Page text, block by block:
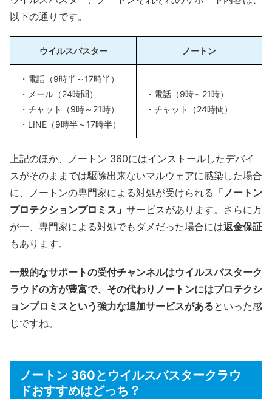
以下の通りです。
ウイルスバスター ノートン
・電話（9時半～17時半）
・メール（24時間）
・チャット（9時～21時）
・LINE（9時半～17時半）
・電話（9時～21時）
・チャット（24時間）
上記のほか、ノートン 360にはインストールしたデバイ
スがそのままでは駆除出来ないマルウェアに感染した場合
に、ノートンの専門家による対処が受けられる 「ノートン
プロテクションプロミス」 サービスがあります。さらに万
が一、専門家による対処でもダメだった場合には返金保証
もあります。
一般的なサポートの受付チャンネルはウイルスバスターク
ラウドの方が豊富で、その代わりノートンにはプロテクシ
ョンプロミスという強力な追加サービスがあるといった感
じですね。
ノートン 360とウイルスバスタークラウ
ドおすすめはどっち？